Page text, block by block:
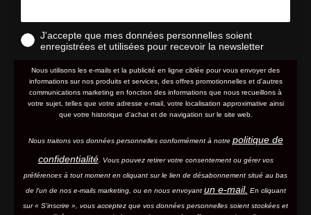
J'accepte que mes données personnelles soient
enregistrées et utilisées pour recevoir la newsletter
Nous utilisons les e-mails et la publicité en ligne ciblée pour vous envoyer des
informations sur nos produits et services, des offres promotionnelles et d'autres
communications marketing en fonction des informations que nous recueillons à
votre sujet, telles que votre adresse e-mail, votre localisation approximative ainsi
que votre historique d'achat et de navigation sur le site web.
Nous traitons vos données personnelles conformément à notre politique de
confidentialité. Vous pouvez retirer votre consentement ou gérer vos
préférences à tout moment en cliquant sur le lien de désabonnement situé au bas
de l'un de nos e-mails marketing, ou en nous envoyant un e-mail. En cliquant
sur « S'inscrire », vous acceptez que vos données personnelles soient stockées et